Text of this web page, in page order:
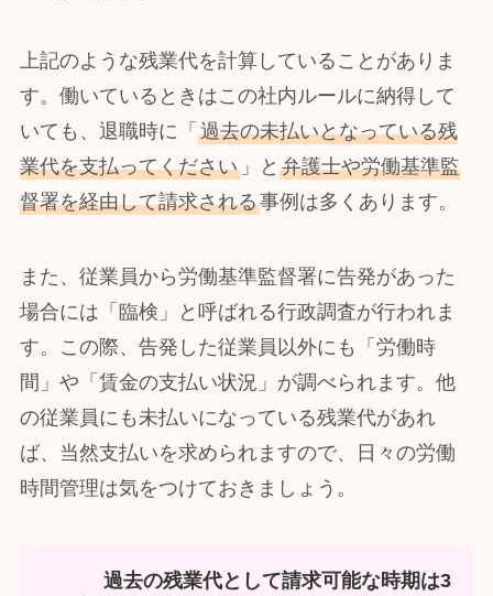
上記のような残業代を計算していることがありま
す。働いているときはこの社内ルールに納得して
いても、退職時に「 過去の未払いとなっている残
業代を支払ってください」と 弁護士や労働基準監
督署を経由して請求される事例は多くあります。
また、従業員から労働基準監督署に告発があった
場合には「臨検」と呼ばれる行政調査が行われま
す。この際、告発した従業員以外にも「労働時
間」や「賃金の支払い状況」が調べられます。他
の従業員にも未払いになっている残業代があれ
ば、当然支払いを求められますので、日々の労働
時間管理は気をつけておきましょう。
過去の残業代として請求可能な時期は3